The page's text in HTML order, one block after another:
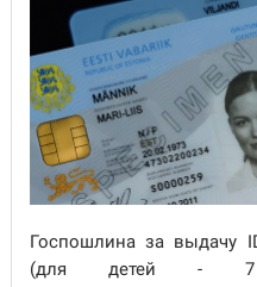
Госпошлина за выдачу
(для детей - 7